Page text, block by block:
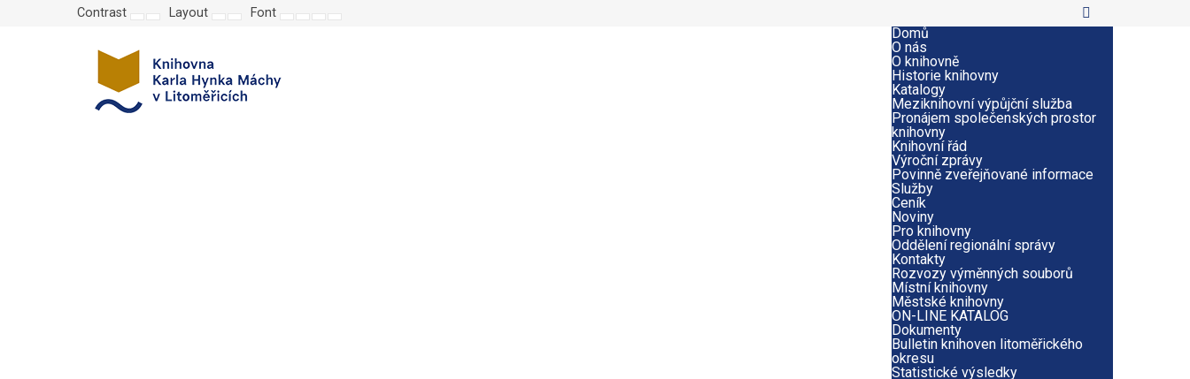
Contrast
Default
Night
Layout
FixedWide
Font
SetSetMakeSet
Domů
O nás
O knihovně
Historie knihovny
Katalogy
Meziknihovní výpůjční služba
Pronájem společenských prostor
knihovny
Knihovní řád
Výroční zprávy
Povinně zveřejňované informace
Služby
Ceník
Noviny
Pro knihovny
Oddělení regionální správy
Kontakty
Rozvozy výměnných souborů
Místní knihovny
Městské knihovny
ON-LINE KATALOG
Dokumenty
Bulletin knihoven litoměřického
okresu
Statistické výsledky